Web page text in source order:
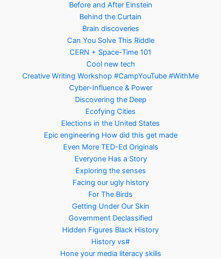
Before and After Einstein
Behind the Curtain
Brain discoveries
Can You Solve This Riddle
CERN + Space-Time 101
Cool new tech
Creative Writing Workshop #CampYouTube #WithMe
Cyber-Influence & Power
Discovering the Deep
Ecofying Cities
Elections in the United States
Epic engineering How did this get made
Even More TED-Ed Originals
Everyone Has a Story
Exploring the senses
Facing our ugly history
For The Birds
Getting Under Our Skin
Government Declassified
Hidden Figures Black History
History vs#
Hone your media literacy skills